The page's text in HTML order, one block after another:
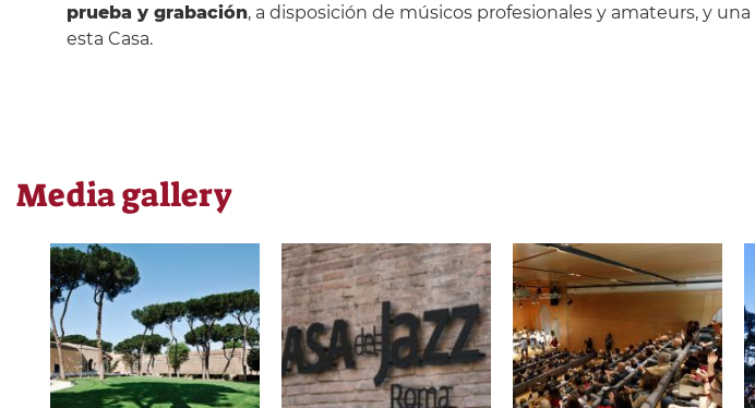
prueba y grabación, a disposición de músicos profesionales y amateurs, y una
esta Casa.
Media gallery